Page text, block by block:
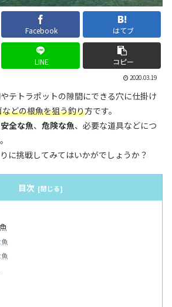
Facebook はてブ
LINE コピー
2020.03.19
テトラポットの隙間にできる穴に仕掛け
どの根魚を狙う釣り方です。
安全な魚、 危険な魚、必要な道具などにつ
に挑戦してみてはいかがでしょうか？
目次